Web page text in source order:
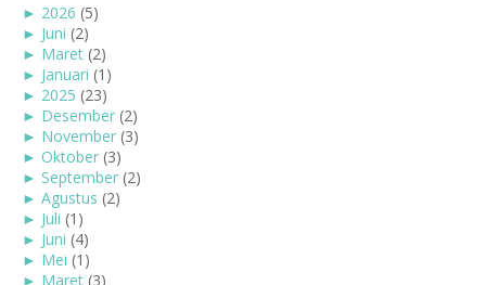
► 2026 (5)
► Juni (2)
► Maret (2)
► Januari (1)
► 2025 (23)
► Desember (2)
► November (3)
► Oktober (3)
► September (2)
► Agustus (2)
► Juli (1)
► Juni (4)
► Mei (1)
► Maret (3)